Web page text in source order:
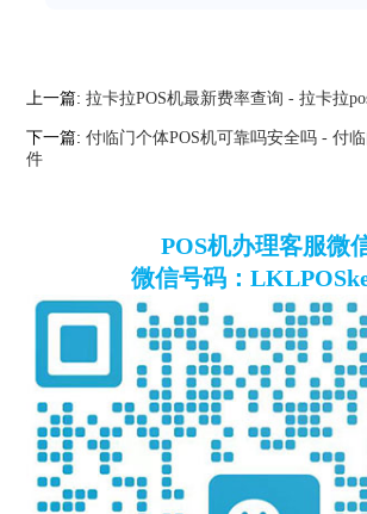
上一篇:拉卡拉POS机最新费率查询 - 拉卡拉
下一篇:付临门个体POS机可靠吗安全吗 - 付
件
POS机办理客服微
微信号码：